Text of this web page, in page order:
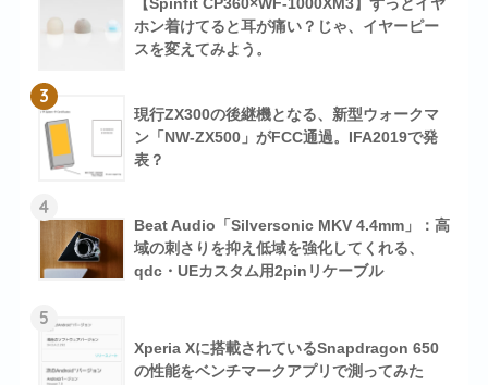
ホン着けてると耳が痛い？じゃ、イヤーピー
スを変えてみよう。
3
現行ZX300の後継機となる、新型ウォークマ
ン「NW-ZX500」がFCC通過。IFA2019で発
表？
4
Beat Audio「Silversonic MKV 4.4mm」：高
域の刺さりを抑え低域を強化してくれる、
qdc・UEカスタム用2pinリケーブル
5
Xperia Xに搭載されているSnapdragon 650
の性能をベンチマークアプリで測ってみた